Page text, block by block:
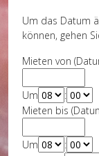
Um das Datum
können, gehen
Mieten von
Um
:
Mieten bis
Um
: